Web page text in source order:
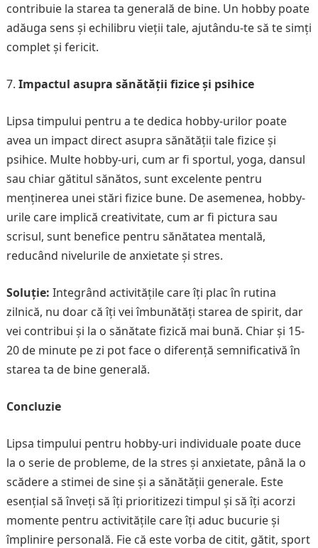
contribuie la starea ta generală de bine. Un hobby poate
adăuga sens și echilibru vieții tale, ajutându-te să te simți
complet și fericit.
Impactul asupra sănătății fizice și psihice
Lipsa timpului pentru a te dedica hobby-urilor poate
avea un impact direct asupra sănătății tale fizice și
psihice. Multe hobby-uri, cum ar fi sportul, yoga, dansul
sau chiar gătitul sănătos, sunt excelente pentru
menținerea unei stări fizice bune. De asemenea, hobby-
urile care implică creativitate, cum ar fi pictura sau
scrisul, sunt benefice pentru sănătatea mentală,
reducând nivelurile de anxietate și stres.
Soluție: Integrând activitățile care îți plac în rutina
zilnică, nu doar că îți vei îmbunătăți starea de spirit, dar
vei contribui și la o sănătate fizică mai bună. Chiar și 15-
20 de minute pe zi pot face o diferență semnificativă în
starea ta de bine generală.
Concluzie
Lipsa timpului pentru hobby-uri individuale poate duce
la o serie de probleme, de la stres și anxietate, până la o
scădere a stimei de sine și a sănătății generale. Este
esențial să înveți să îți prioritizezi timpul și să îți acorzi
momente pentru activitățile care îți aduc bucurie și
împlinire personală. Fie că este vorba de citit, gătit, sport